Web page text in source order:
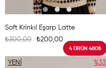
Soft Krinkıl Eşarp Latte
₺200,00
₺300,00
4 ÜRÜN 480₺
%33
YENI